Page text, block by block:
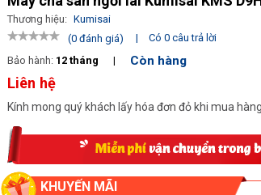
Thương hiệu: Kumisai
(0 đánh giá)
|
Có 0 câu trả lời
Bảo hành: 12 tháng | Còn hàng
Liên hệ
Kính mong quý khách lấy hóa đơn đỏ khi mua
KHUYẾN MÃI